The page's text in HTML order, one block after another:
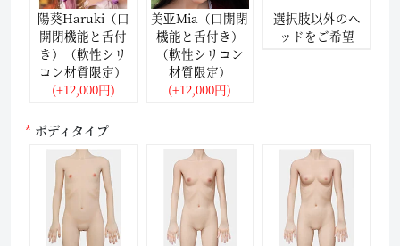
陽葵Haruki（口
開閉機能と舌付
き）（軟性シリ
コン材質限定）
(+12,000円)
美亚Mia（口開閉
機能と舌付き）
（軟性シリコン
材質限定）
(+12,000円)
選択肢以外のヘ
ッドをご希望
ボディタイプ